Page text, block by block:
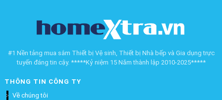
#1 Nền tảng mua sắm Thiết bị Vệ sinh, Thiết bị Nhà bếp và Gia dụng trực
tuyến đáng tin cậy. *****Kỷ niệm 15 Năm thành lập 2010-2025*****
THÔNG TIN CÔNG TY
Về chúng tôi